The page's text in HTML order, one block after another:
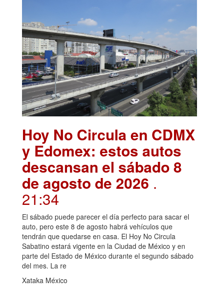
Hoy No Circula en CDMX
y Edomex: estos autos
descansan el sábado 8
de agosto de 2026 .
21:34
El sábado puede parecer el día perfecto para sacar el
auto, pero este 8 de agosto habrá vehículos que
tendrán que quedarse en casa. El Hoy No Circula
Sabatino estará vigente en la Ciudad de México y en
parte del Estado de México durante el segundo sábado
del mes. La re
Xataka México